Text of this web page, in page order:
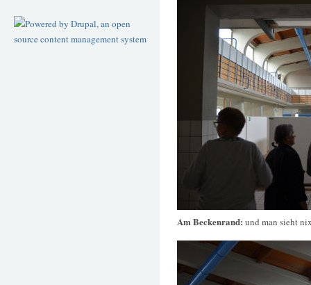
Am Beckenrand: und man sieht